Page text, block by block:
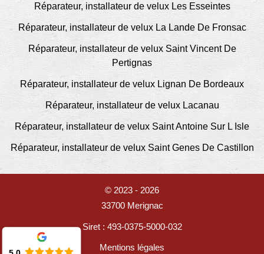
Réparateur, installateur de velux Les Esseintes
Réparateur, installateur de velux La Lande De Fronsac
Réparateur, installateur de velux Saint Vincent De
Pertignas
Réparateur, installateur de velux Lignan De Bordeaux
Réparateur, installateur de velux Lacanau
Réparateur, installateur de velux Saint Antoine Sur L Isle
Réparateur, installateur de velux Saint Genes De Castillon
© 2023 - 2026
33700 Merignac
Siret : 493-0375-5000-032
Mentions légales